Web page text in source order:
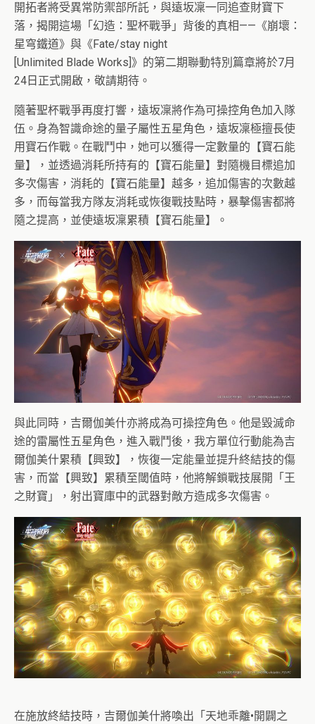
開拓者將受異常防禦部所託，與遠坂凜一同追查財寶下
落，揭開這場「幻造：聖杯戰爭」背後的真相——《崩壞：
星穹鐵道》與《Fate/stay night
[Unlimited Blade Works]》的第二期聯動特別篇章將於7月
24日正式開啟，敬請期待。
隨著聖杯戰爭再度打響，遠坂凜將作為可操控角色加入隊
伍。身為智識命途的量子屬性五星角色，遠坂凜極擅長使
用寶石作戰。在戰鬥中，她可以獲得一定數量的【寶石能
量】，並透過消耗所持有的【寶石能量】對隨機目標追加
多次傷害，消耗的【寶石能量】越多，追加傷害的次數越
多，而每當我方隊友消耗或恢復戰技點時，暴擊傷害都將
隨之提高，並使遠坂凜累積【寶石能量】。
與此同時，吉爾伽美什亦將成為可操控角色。他是毀滅命
途的雷屬性五星角色，進入戰鬥後，我方單位行動能為吉
爾伽美什累積【興致】，恢復一定能量並提升終結技的傷
害，而當【興致】累積至閾值時，他將解鎖戰技展開「王
之財寶」，射出寶庫中的武器對敵方造成多次傷害。
在施放終結技時，吉爾伽美什將喚出「天地乖離•開闢之